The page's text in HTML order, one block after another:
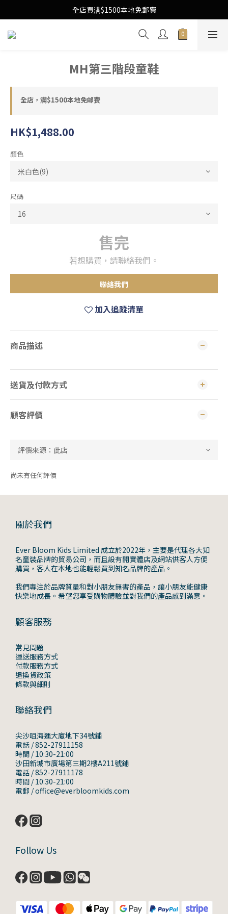
Free Local Shipping Upon $1500 purchase
全店買满$1500本地免郵費
Free Local Shipping Upon $1500 purchase
MH第三階段童鞋
全店，满$1500本地免邮费
HK$1,488.00
顏色
尺碼
售完
若想購買，請聯絡我們。
聯絡我們
加入追蹤清單
商品描述
送貨及付款方式
顧客評價
尚未有任何評價
關於我們
Ever Bloom Kids Limited 成立於2022年，主要是代理各大知
名童裝品牌的貿易公司，而且設有開實體店及網站供客人方便
購買，客人在本地也能輕鬆買到知名品牌的產品。
我們專注於品牌質量和對小朋友無害的產品，讓小朋友能健康
快樂地成長。希望您享受購物體驗並對我們的產品感到滿意。
顧客服務
常見問題
運送服務方式
付款服務方式
退換貨政策
條款與細則
聯絡我們
尖沙咀海運大廈地下34號鋪
電話 / 852-27911158
時間 / 10:30-21:00
沙田新城市廣場第三期2樓A211號鋪
電話 / 852-27911178
時間 / 10:30-21:00
電郵 / office@everbloomkids.com
Follow Us